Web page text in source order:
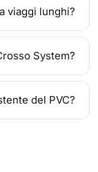
viaggi lunghi?
System?
del PVC?